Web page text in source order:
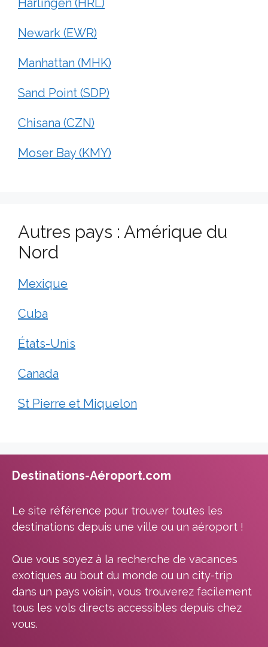
Newark (EWR)
Manhattan (MHK)
Sand Point (SDP)
Chisana (CZN)
Moser Bay (KMY)
Autres pays : Amérique du
Nord
Mexique
Cuba
États-Unis
Canada
St Pierre et Miquelon
Destinations-Aéroport.com
Le site référence pour trouver toutes les
destinations depuis une ville ou un aéroport !
Que vous soyez à la recherche de vacances
exotiques au bout du monde ou un city-trip
dans un pays voisin, vous trouverez facilement
tous les vols directs accessibles depuis chez
vous.